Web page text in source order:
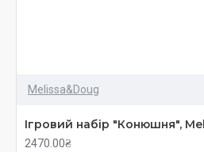
Melissa&Doug
Ігровий набір "Конюшня",
2470.00₴